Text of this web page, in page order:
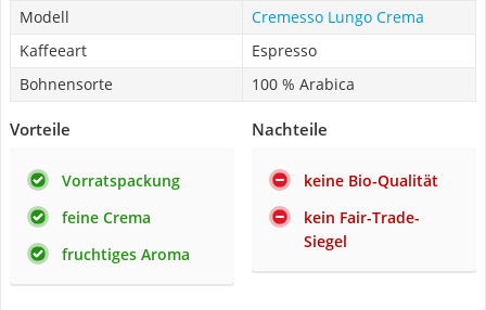
Modell
Cremesso Lungo Crema
Kaffeeart
Espresso
Bohnensorte
100 % Arabica
Vorteile
Vorratspackung
feine Crema
fruchtiges Aroma
Nachteile
keine Bio-Qualität
kein Fair-Trade-
Siegel